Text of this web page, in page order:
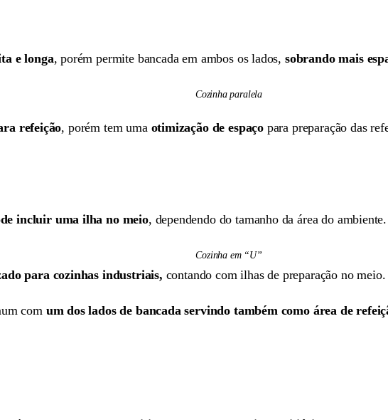
e longa, porém permite bancada em ambos os lados, sobrando mais
Cozinha paralela
refeição, porém tem uma otimização de espaço para preparação das
incluir uma ilha no meio, dependendo do tamanho da área do ambiente.
Cozinha em “U”
para cozinhas industriais, contando com ilhas de preparação no meio.
comum dos lados de bancada servindo também como área de